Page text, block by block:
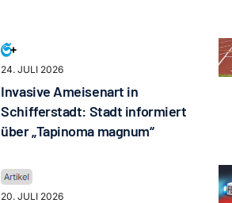
24. JULI 2026
Invasive Ameisenart in
Schifferstadt: Stadt informiert
über „Tapinoma magnum“
20. JULI 2026